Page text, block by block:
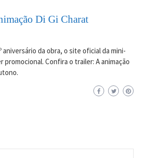
Di Gi Charat
aniversário da obra, o site oficial da mini-
promocional. Confira o trailer: A animação